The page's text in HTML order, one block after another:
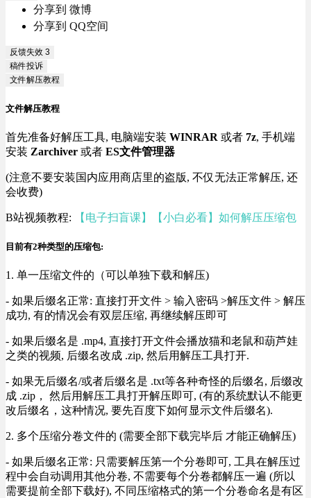
分享到 微博
分享到 QQ空间
反馈失效 3
稿件投诉
文件解压教程
文件解压教程
首先准备好解压工具, 电脑端安装 WINRAR 或者 7z, 手机端
安装 Zarchiver 或者 ES文件管理器
(注意不要安装国内应用商店里的盗版, 不仅无法正常解压, 还
会收费)
B站视频教程: 【电子扫盲课】【小白必看】如何解压压缩包
目前有2种类型的压缩包:
1. 单一压缩文件的（可以单独下载和解压)
- 如果后缀名正常: 直接打开文件 > 输入密码 >解压文件 > 解压
成功, 有的情况会有双层压缩, 再继续解压即可
- 如果后缀名是 .mp4, 直接打开文件会播放猫和老鼠和葫芦娃
之类的视频, 后缀名改成 .zip, 然后用解压工具打开.
- 如果无后缀名/或者后缀名是 .txt等各种奇怪的后缀名, 后缀改
成 .zip， 然后用解压工具打开解压即可, (有的系统默认不能更
改后缀名，这种情况, 要先百度下如何显示文件后缀名).
2. 多个压缩分卷文件的 (需要全部下载完毕后 才能正确解压)
- 如果后缀名正常: 只需要解压第一个分卷即可, 工具在解压过
程中会自动调用其他分卷, 不需要每个分卷都解压一遍 (所以
需要提前全部下载好), 不同压缩格式的第一个分卷命名是有区